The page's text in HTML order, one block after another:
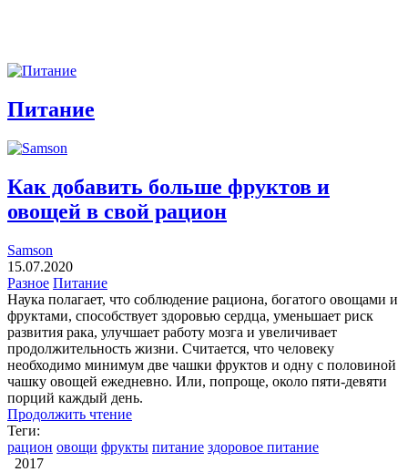
Питание
Как добавить больше фруктов и
овощей в свой рацион
Samson
15.07.2020
Разное Питание
Наука полагает, что соблюдение рациона, богатого овощами и
фруктами, способствует здоровью сердца, уменьшает риск
развития рака, улучшает работу мозга и увеличивает
продолжительность жизни. Считается, что человеку
необходимо минимум две чашки фруктов и одну с половиной
чашку овощей ежедневно. Или, попроще, около пяти-девяти
порций каждый день.
Продолжить чтение
Теги:
рацион овощи фрукты питание здоровое питание
2017